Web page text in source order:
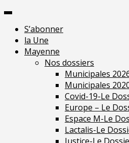
Skip
contentS’abonner
la Une
Mayenne
Nos dossiers
Municipales
Municipales
Covid-19-Le
Europe – Le
Espace M-Le
Lactalis-Le
indépendante en
Mayenne